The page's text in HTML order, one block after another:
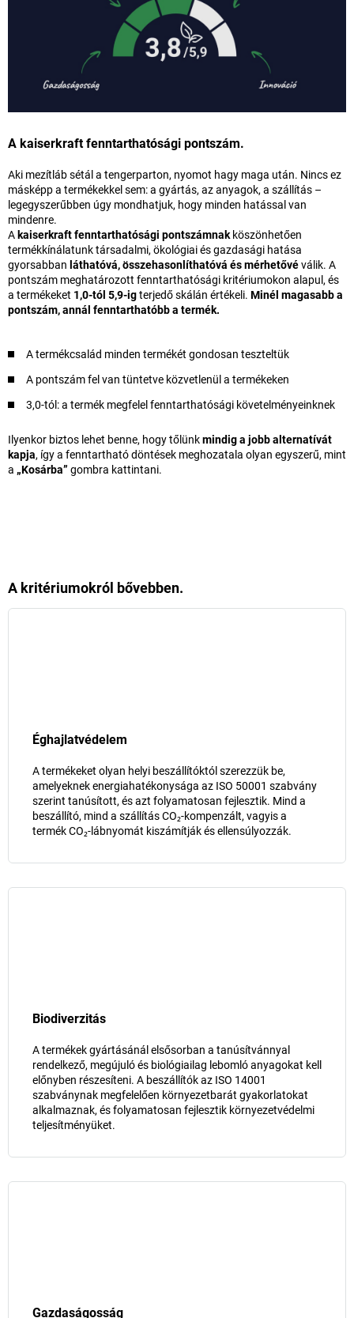
A kaiserkraft fenntarthatósági pontszám.
Aki mezítláb sétál a tengerparton, nyomot hagy maga után. Nincs ez
másképp a termékekkel sem: a gyártás, az anyagok, a szállítás –
legegyszerűbben úgy mondhatjuk, hogy minden hatással van
mindenre.
A kaiserkraft fenntarthatósági pontszámnak köszönhetően
termékkínálatunk társadalmi, ökológiai és gazdasági hatása
gyorsabban láthatóvá, összehasonlíthatóvá és mérhetővéválik. A
pontszám meghatározott fenntarthatósági kritériumokon alapul, és
a termékeket 1,0-tól 5,9-igterjedő skálán értékeli. Minél magasabb a
pontszám, annál fenntarthatóbb a termék.
A termékcsalád minden termékét gondosan teszteltük
A pontszám fel van tüntetve közvetlenül a termékeken
3,0-tól: a termék megfelel fenntarthatósági követelményeinknek
Ilyenkor biztos lehet benne, hogy tőlünkmindig a jobb alternatívát
kapja, így a fenntartható döntések meghozatala olyan egyszerű, mint
a „Kosárba” gombra kattintani.
A kritériumokról bővebben.
Éghajlatvédelem
A termékeket olyan helyi beszállítóktól szerezzük be,
amelyeknek energiahatékonysága az ISO 50001 szabvány
szerint tanúsított, és azt folyamatosan fejlesztik. Mind a
beszállító, mind a szállítás CO₂-kompenzált, vagyis a
termék CO₂-lábnyomát kiszámítják és ellensúlyozzák.
Biodiverzitás
A termékek gyártásánál elsősorban a tanúsítvánnyal
rendelkező, megújuló és biológiailag lebomló anyagokat kell
előnyben részesíteni. A beszállítók az ISO 14001
szabványnak megfelelően környezetbarát gyakorlatokat
alkalmaznak, és folyamatosan fejlesztik környezetvédelmi
teljesítményüket.
Gazdaságosság